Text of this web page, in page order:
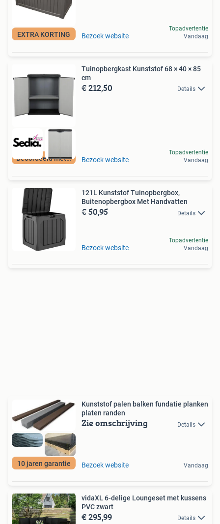
EXTRA KORTING Bezoek website
Topadvertentie
Vandaag
Beoordeeld met 9+
Tuinopbergkast Kunststof 68 × 40 × 85
cm
€ 212,50 Details
Bezoek website
Topadvertentie
Vandaag
121L Kunststof Tuinopbergbox,
Buitenopbergbox Met Handvatten
€ 50,95 Details
Bezoek website
Topadvertentie
Vandaag
10 jaren garantie
Kunststof palen balken fundatie planken
platen randen
Zie omschrijving Details
Bezoek website Vandaag
vidaXL 6-delige Loungeset met kussens
PVC zwart
€ 295,99 Details